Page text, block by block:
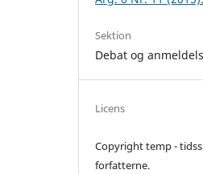
Sektion
Debat og
Licens
Copyright temp -
forfatterne.